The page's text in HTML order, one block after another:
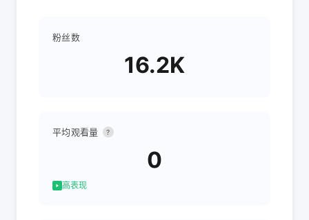
粉丝数
16.2K
平均观看量 ?
0
高表现